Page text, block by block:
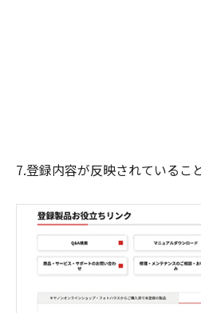
7.登録内容が反映されているこ